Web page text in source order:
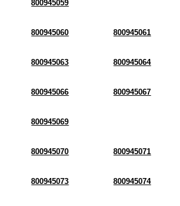
800945059
800945060 800945061
800945063 800945064
800945066 800945067
800945069
800945070 800945071
800945073 800945074